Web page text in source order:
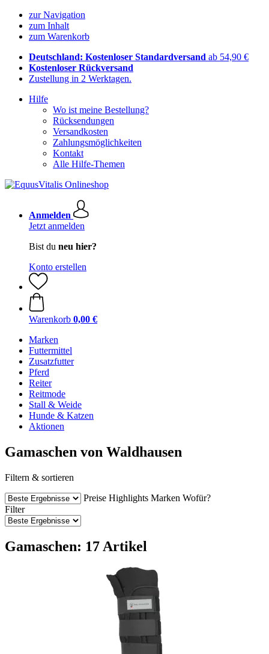
zur Navigation
zum Inhalt
zum Warenkorb
Deutschland: Kostenloser Standardversand ab 54,90 €
Kostenloser Rückversand
Zustellung in 2 Werktagen.
Hilfe
Wo ist meine Bestellung?
Rücksendungen
Versandkosten
Zahlungsmöglichkeiten
Kontakt
Alle Hilfe-Themen
Anmelden
Jetzt anmelden
Bist du neu hier?
Konto erstellen
Warenkorb 0,00 €
Marken
Futtermittel
Zusatzfutter
Pferd
Reiter
Reitmode
Stall & Weide
Hunde & Katzen
Aktionen
Gamaschen von Waldhausen
Filtern & sortieren
Preise Highlights Marken Wofür?
Filter
Gamaschen: 17 Artikel